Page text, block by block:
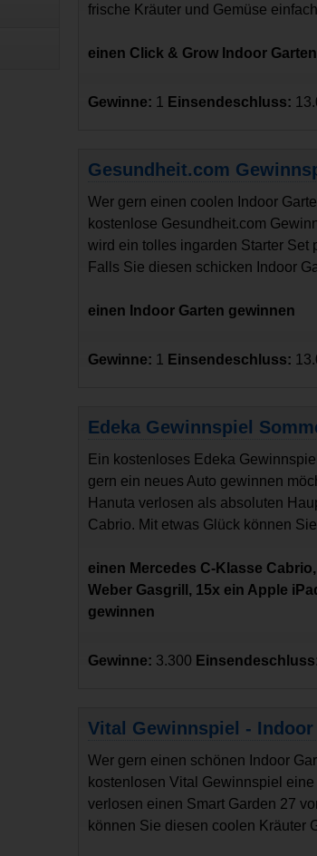
frische Kräuter und Gemüse
einen Click & Grow Indoor
Gewinne: 1 Einsendeschluss:
Gesundheit.com
Wer gern einen coolen Indoor
kostenlose Gesundheit.com
wird ein tolles ingarden Starter Set
Falls Sie diesen schicken Indoor
einen Indoor Garten gewinnen
Gewinne: 1 Einsendeschluss:
Edeka Gewinnspiel
Ein kostenloses Edeka
gern ein neues Auto gewinnen
Hanuta verlosen als absoluten
Cabrio. Mit etwas Glück können
einen Mercedes C-Klasse
Weber Gasgrill, 15x ein Apple
gewinnen
Gewinne: 3.300
Vital Gewinnspiel -
Wer gern einen schönen Indoor
kostenlosen Vital Gewinnspiel
verlosen einen Smart Garden 27
können Sie diesen coolen Kräuter